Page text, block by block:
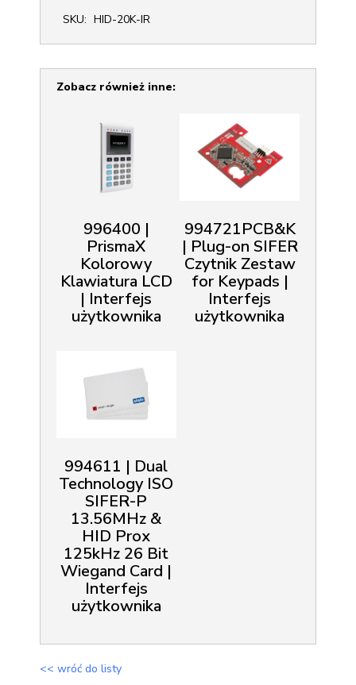
SKU: HID-20K-IR
Zobacz również inne:
996400 |
PrismaX
Kolorowy
Klawiatura LCD
| Interfejs
użytkownika
994721PCB&K
| Plug-on SIFER
Czytnik Zestaw
for Keypads |
Interfejs
użytkownika
994611 | Dual
Technology ISO
SIFER-P
13.56MHz &
HID Prox
125kHz 26 Bit
Wiegand Card |
Interfejs
użytkownika
<< wróć do listy